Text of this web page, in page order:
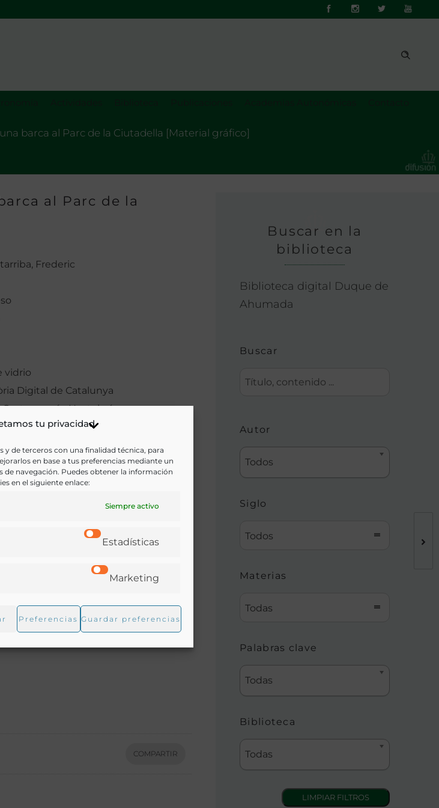
tu privacidad
y de terceros con una finalidad técnica, para
en base a tus preferencias mediante un
de navegación. Puedes obtener la información
en el siguiente enlace:
Siempre activo
Estadísticas
Marketing
Preferencias Guardar preferencias
barca al Parc de la Ciutadella [Material gráfico]
al Parc de la
Frederic
vidrio
Digital de Catalunya
Gastronomía, Hostelería
Hostelería, Imágenes,
COMPARTIR
Buscar en la
biblioteca
Biblioteca digital Duque de
Ahumada
Buscar
Autor
Todos
Siglo
Todos
Materias
Todas
Palabras clave
Todas
Biblioteca
Todas